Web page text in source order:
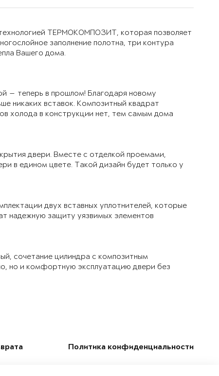
ТЕРМОКОМПОЗИТ, которая позволяет
заполнение полотна, три контура
Вашего дома.
— теперь в прошлом! Благодаря новому
никаких вставок. Композитный квадрат
холода в конструкции нет, тем самым дома
двери. Вместе с отделкой проемами,
в едином цвете. Такой дизайн будет только у
двух вставных уплотнителей, которые
надежную защиту уязвимых элементов
сочетание цилиндра с композитным
но и комфортную эксплуатацию двери без
Политика конфиденциальности